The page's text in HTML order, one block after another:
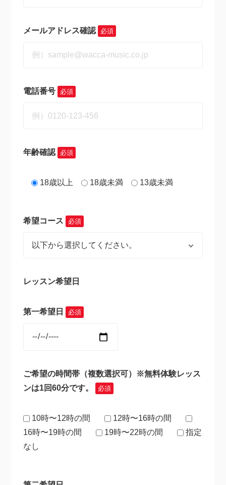
メールアドレス確認 必須
電話番号 必須
年齢確認 必須
18歳以上 18歳未満 13歳未満
希望コース 必須
レッスン希望日
第一希望日 必須
ご希望の時間帯（複数選択可）※無料体験レッス
ンは1回60分です。
必須
10時〜12時の間
12時〜16時の間
16時〜19時の間
19時〜22時の間
指定
なし